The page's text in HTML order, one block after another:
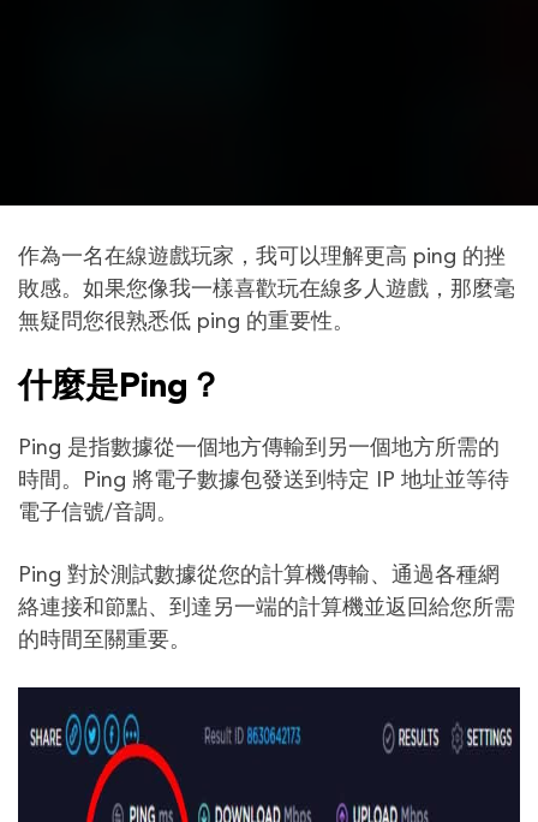
作為一名在線遊戲玩家，我可以理解更高 ping 的挫
敗感。如果您像我一樣喜歡玩在線多人遊戲，那麼毫
無疑問您很熟悉低 ping 的重要性。
什麼是Ping？
Ping 是指數據從一個地方傳輸到另一個地方所需的
時間。Ping 將電子數據包發送到特定 IP 地址並等待
電子信號/音調。
Ping 對於測試數據從您的計算機傳輸、通過各種網
絡連接和節點、到達另一端的計算機並返回給您所需
的時間至關重要。